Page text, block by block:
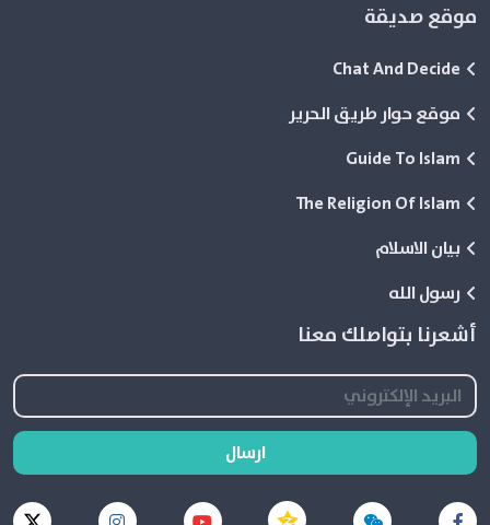
موقع صديقة
Chat And Decide
موقع حوار طريق الحرير
Guide To Islam
The Religion Of Islam
بيان الاسلام
رسول الله
أشعرنا بتواصلك معنا
ارسال